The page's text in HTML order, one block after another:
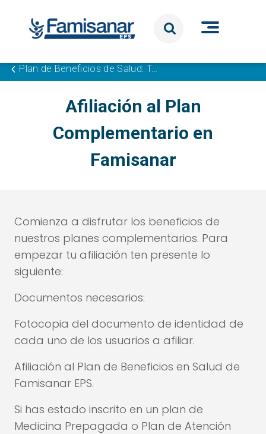
Plan de Beneficios de Salud: Tu Bienestar con Famisanar
Afiliación al Plan
Complementario en
Famisanar
Comienza a disfrutar los beneficios de
nuestros planes complementarios. Para
empezar tu afiliación ten presente lo
siguiente:
Documentos necesarios:
Fotocopia del documento de identidad de
cada uno de los usuarios a afiliar.
Afiliación al Plan de Beneficios en Salud de
Famisanar EPS.
Si has estado inscrito en un plan de
Medicina Prepagada o Plan de Atención